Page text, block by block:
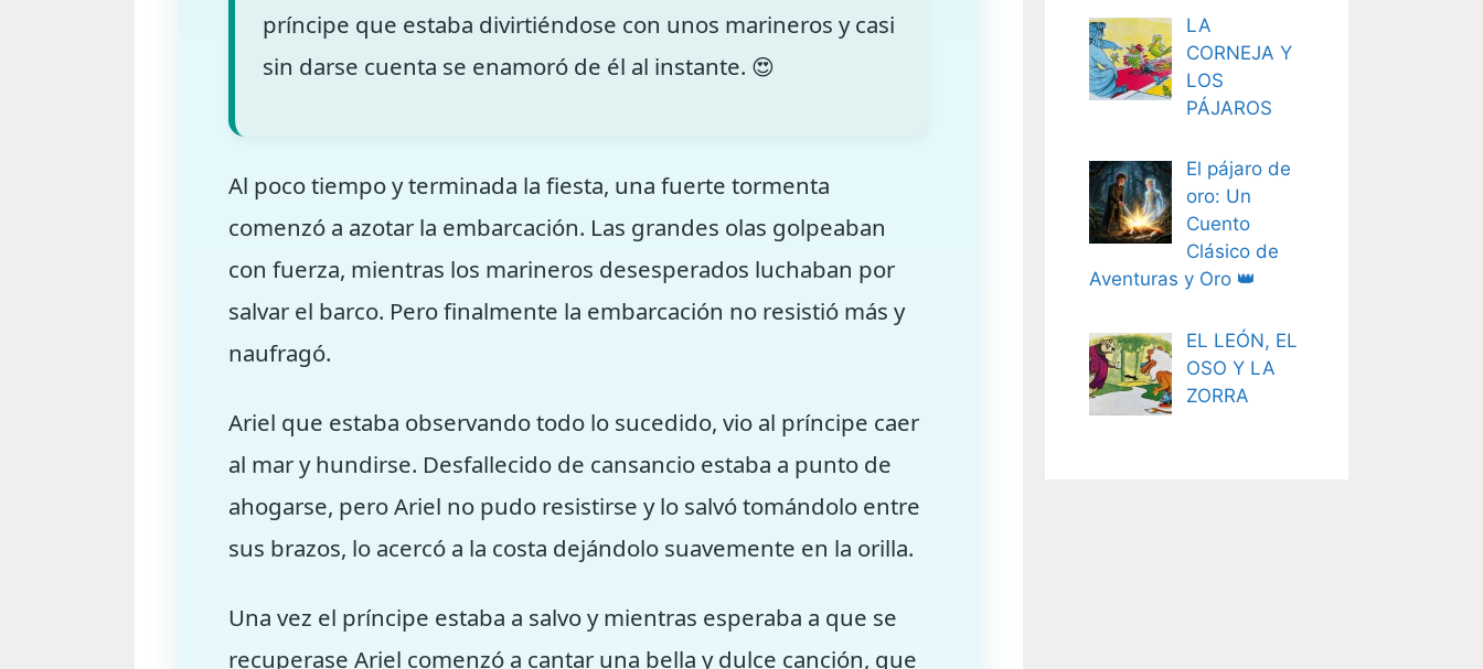
príncipe que estaba divirtiéndose con unos marineros y casi
sin darse cuenta se enamoró de él al instante. 😍
Al poco tiempo y terminada la fiesta, una fuerte tormenta
comenzó a azotar la embarcación. Las grandes olas golpeaban
con fuerza, mientras los marineros desesperados luchaban por
salvar el barco. Pero finalmente la embarcación no resistió más y
naufragó.
Ariel que estaba observando todo lo sucedido, vio al príncipe caer
al mar y hundirse. Desfallecido de cansancio estaba a punto de
ahogarse, pero Ariel no pudo resistirse y lo salvó tomándolo entre
sus brazos, lo acercó a la costa dejándolo suavemente en la orilla.
Una vez el príncipe estaba a salvo y mientras esperaba a que se
recuperase Ariel comenzó a cantar una bella y dulce canción, que
LA
CORNEJA Y
LOS
PÁJAROS
El pájaro de
oro: Un
Cuento
Clásico de
Aventuras y Oro 👑
EL LEÓN, EL
OSO Y LA
ZORRA